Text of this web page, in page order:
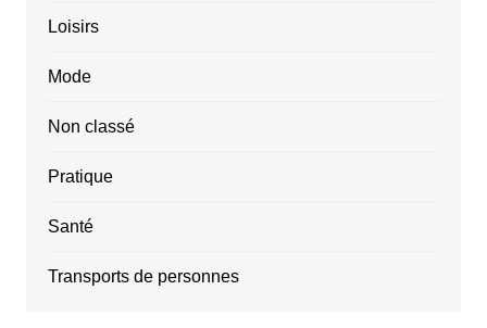
Loisirs
Mode
Non classé
Pratique
Santé
Transports de personnes